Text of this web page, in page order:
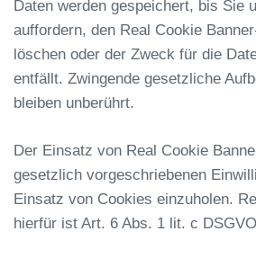
Daten werden gespeichert, bis Sie
auffordern, den Real Cookie
löschen oder der Zweck für die
entfällt. Zwingende gesetzliche
bleiben unberührt.
Der Einsatz von Real Cookie
gesetzlich vorgeschriebenen
Einsatz von Cookies einzuholen.
hierfür ist Art. 6 Abs. 1 lit. c